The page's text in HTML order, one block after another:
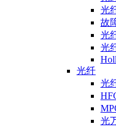
光
故
光
光
光纤
光
光